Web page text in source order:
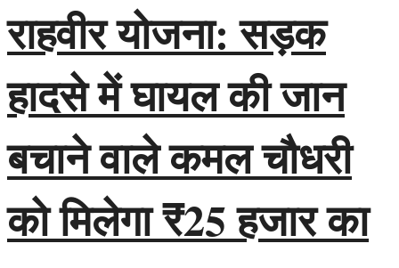
राहवीर योजना: सड़क
हादसे में घायल की जान
बचाने वाले कमल चौधरी
को मिलेगा ₹25 हजार का